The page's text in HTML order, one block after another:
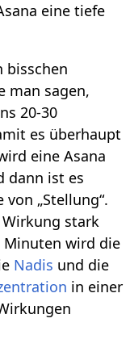
eine tiefe
bisschen
man sagen,
20-30
es überhaupt
eine Asana
dann ist es
„Stellung“.
stark
Minuten wird die
Nadis und die
in einer